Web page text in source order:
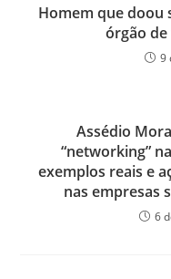
Homem que doou
órgão
9
Assédio
“networking”
exemplos reais e
nas empresas
6